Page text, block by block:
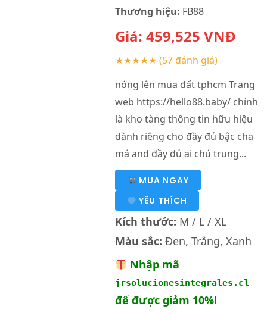
Thương hiệu: FB88
Giá: 459,525 VNĐ
★★★★★ (57 đánh giá)
nóng lên mua đất tphcm Trang
web https://hello88.baby/ chính
là kho tàng thông tin hữu hiệu
dành riêng cho đầy đủ bậc cha
má and đầy đủ ai chú trung...
MUA NGAY
YÊU THÍCH
Kích thước: M / L / XL
Màu sắc: Đen, Trắng, Xanh
Nhập mã
jrsolucionesintegrales.cl
để được giảm 10%!